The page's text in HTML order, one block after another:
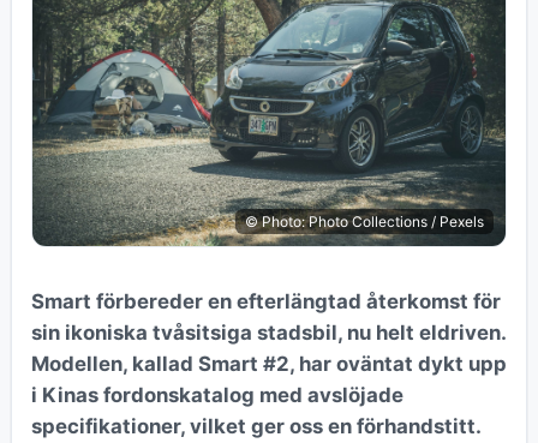
© Photo: Photo Collections / Pexels
Smart förbereder en efterlängtad återkomst för
sin ikoniska tvåsitsiga stadsbil, nu helt eldriven.
Modellen, kallad Smart #2, har oväntat dykt upp
i Kinas fordonskatalog med avslöjade
specifikationer, vilket ger oss en förhandstitt.